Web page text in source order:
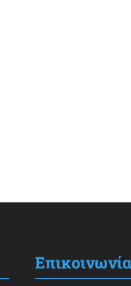
Επικοινωνία